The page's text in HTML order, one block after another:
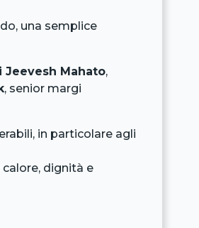
una semplice
Jeevesh Mahato,
, senior margi
in particolare agli
dignità e